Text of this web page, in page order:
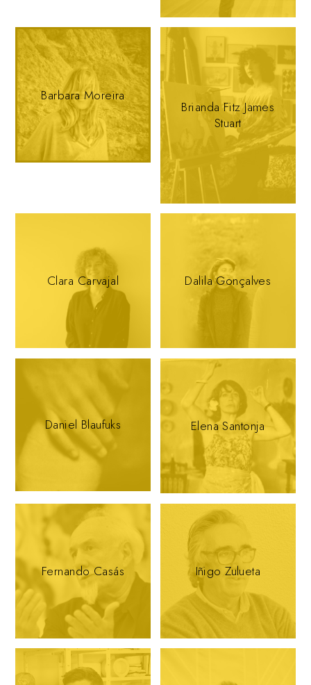
Barbara Moreira
Brianda Fitz James
Stuart
Clara Carvajal Dalila Gonçalves
Daniel Blaufuks Elena Santonja
Fernando Casás Iñigo Zulueta